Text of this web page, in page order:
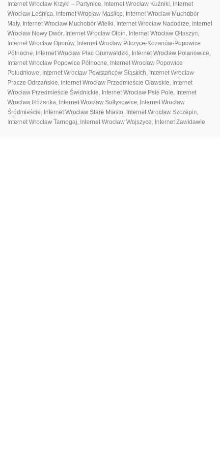
Internet Wrocław Krzyki – Partynice, Internet Wrocław Kuźniki, Internet
Wrocław Leśnica, Internet Wrocław Maślice, Internet Wrocław Muchobór
Mały, Internet Wrocław Muchobór Wielki, Internet Wrocław Nadodrze, Internet
Wrocław Nowy Dwór, Internet Wrocław Ołbin, Internet Wrocław Ołtaszyn,
Internet Wrocław Oporów, Internet Wrocław Pilczyce-Kozanów-Popowice
Północne, Internet Wrocław Plac Grunwaldzki, Internet Wrocław Polanowice,
Internet Wrocław Popowice Północne, Internet Wrocław Popowice
Południowe, Internet Wrocław Powstańców Śląskich, Internet Wrocław
Pracze Odrzańskie, Internet Wrocław Przedmieście Oławskie, Internet
Wrocław Przedmieście Świdnickie, Internet Wrocław Psie Pole, Internet
Wrocław Różanka, Internet Wrocław Sołtysowice, Internet Wrocław
Śródmieście, Internet Wrocław Stare Miasto, Internet Wrocław Szczepin,
Internet Wrocław Tarnogaj, Internet Wrocław Wojszyce, Internet Zawidawie